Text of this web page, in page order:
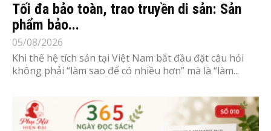
Tối đa bảo toàn, trao truyền di sản: Sản
phẩm bảo...
05/08/2026
Khi thế hệ tích sản tại Việt Nam bắt đầu đặt câu hỏi
không phải “làm sao để có nhiều hơn” mà là “làm...